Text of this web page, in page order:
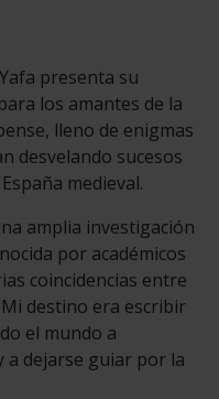
presenta su
los amantes de la
lleno de enigmas
desvelando sucesos
medieval.
amplia investigación
por académicos
coincidencias entre
destino era escribir
el mundo a
a dejarse guiar por la